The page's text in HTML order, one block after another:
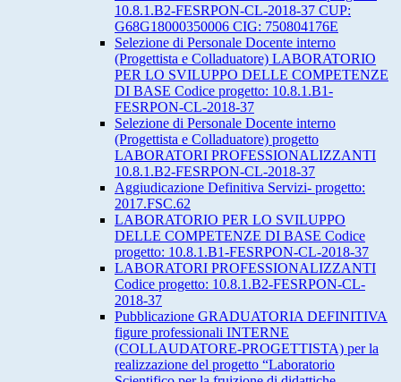
10.8.1.B2-FESRPON-CL-2018-37 CUP:
G68G18000350006 CIG: 750804176E
Selezione di Personale Docente interno
(Progettista e Colladuatore) LABORATORIO
PER LO SVILUPPO DELLE COMPETENZE
DI BASE Codice progetto: 10.8.1.B1-
FESRPON-CL-2018-37
Selezione di Personale Docente interno
(Progettista e Colladuatore) progetto
LABORATORI PROFESSIONALIZZANTI
10.8.1.B2-FESRPON-CL-2018-37
Aggiudicazione Definitiva Servizi- progetto:
2017.FSC.62
LABORATORIO PER LO SVILUPPO
DELLE COMPETENZE DI BASE Codice
progetto: 10.8.1.B1-FESRPON-CL-2018-37
LABORATORI PROFESSIONALIZZANTI
Codice progetto: 10.8.1.B2-FESRPON-CL-
2018-37
Pubblicazione GRADUATORIA DEFINITIVA
figure professionali INTERNE
(COLLAUDATORE-PROGETTISTA) per la
realizzazione del progetto “Laboratorio